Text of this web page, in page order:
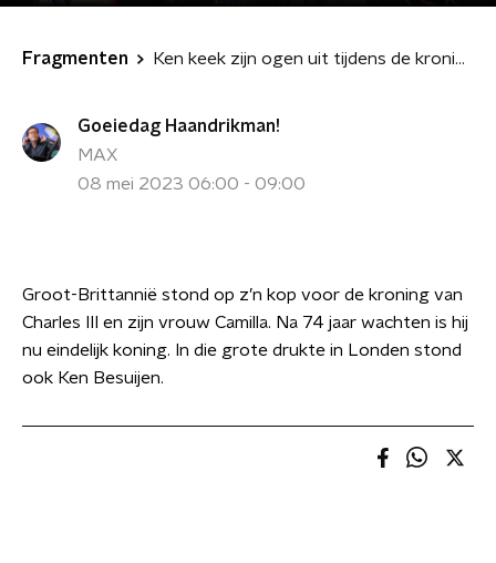
Fragmenten Ken keek zijn ogen uit tijdens de kroning van Charles III
Goeiedag Haandrikman!
MAX
08 mei 2023 06:00 - 09:00
Groot-Brittannië stond op z’n kop voor de kroning van
Charles III en zijn vrouw Camilla. Na 74 jaar wachten is hij
nu eindelijk koning. In die grote drukte in Londen stond
ook Ken Besuijen.